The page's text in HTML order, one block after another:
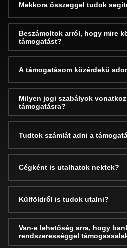
Mekkora összeggel tudok
Beszámoltok arról, hogy mire
támogatást?
A támogatásom közérdekű
Milyen jogi szabályok
támogatásra?
Tudtok számlát adni a
Cégként is utalhatok nektek?
Külföldről is tudok utalni?
Van-e lehetőség arra, hogy
rendszerességgel